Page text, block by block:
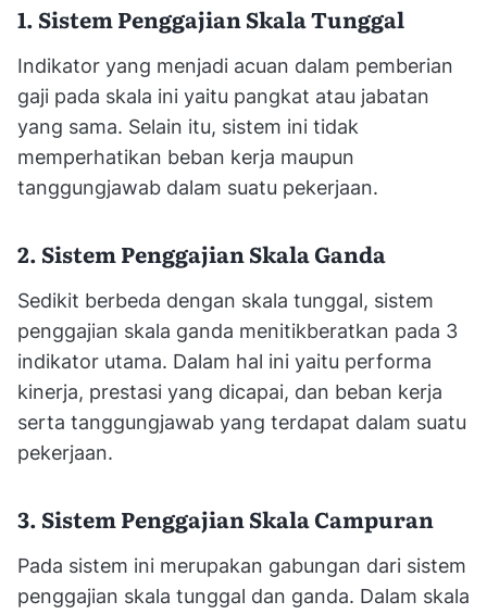
1. Sistem Penggajian Skala Tunggal
Indikator yang menjadi acuan dalam pemberian
gaji pada skala ini yaitu pangkat atau jabatan
yang sama. Selain itu, sistem ini tidak
memperhatikan beban kerja maupun
tanggungjawab dalam suatu pekerjaan.
2. Sistem Penggajian Skala Ganda
Sedikit berbeda dengan skala tunggal, sistem
penggajian skala ganda menitikberatkan pada 3
indikator utama. Dalam hal ini yaitu performa
kinerja, prestasi yang dicapai, dan beban kerja
serta tanggungjawab yang terdapat dalam suatu
pekerjaan.
3. Sistem Penggajian Skala Campuran
Pada sistem ini merupakan gabungan dari sistem
penggajian skala tunggal dan ganda. Dalam skala